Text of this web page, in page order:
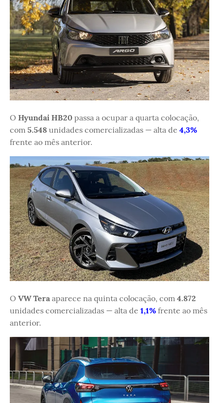
O Hyundai HB20 passa a ocupar a quarta colocação,
com 5.548 unidades comercializadas — alta de 4,3%
frente ao mês anterior.
O VW Tera aparece na quinta colocação, com 4.872
unidades comercializadas — alta de 1,1% frente ao mês
anterior.